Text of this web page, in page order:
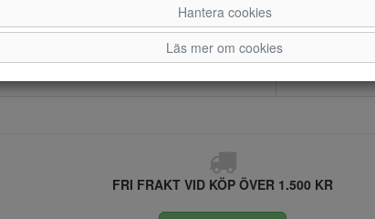
FRI FRAKT VID KÖP ÖVER 1.500 KR
Hantera cookies
Läs mer om cookies